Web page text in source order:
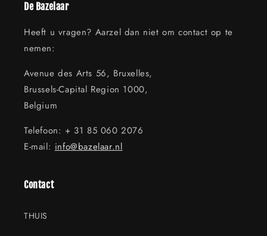
De Bazelaar
Heeft u vragen? Aarzel dan niet om contact op te
nemen:
Avenue des Arts 56, Bruxelles,
Brussels-Capital Region 1000,
Belgium
Telefoon: + 31 85 060 2076
E-mail: info@bazelaar.nl
Contact
THUIS